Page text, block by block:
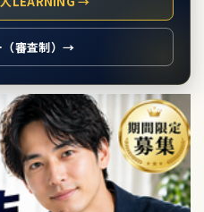
（審査制）→